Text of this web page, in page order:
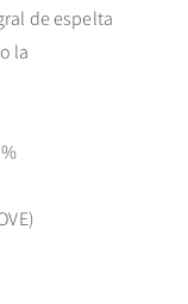
de espelta
la